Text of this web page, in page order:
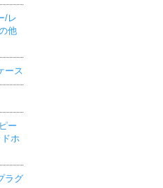
/レ
他
ース
ー
ホ
ラグ